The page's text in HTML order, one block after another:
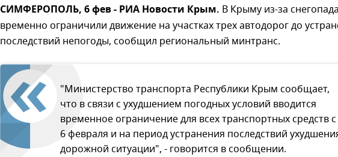
СИМФЕРОПОЛЬ, 6 фев - РИА Новости Крым. В Крыму из-за снегопада
временно ограничили движение на участках трех автодорог до
последствий непогоды, сообщил региональный минтранс.
"Министерство транспорта Республики Крым сообщает,
что в связи с ухудшением погодных условий вводится
временное ограничение для всех транспортных средств с
6 февраля и на период устранения последствий
дорожной ситуации", - говорится в сообщении.